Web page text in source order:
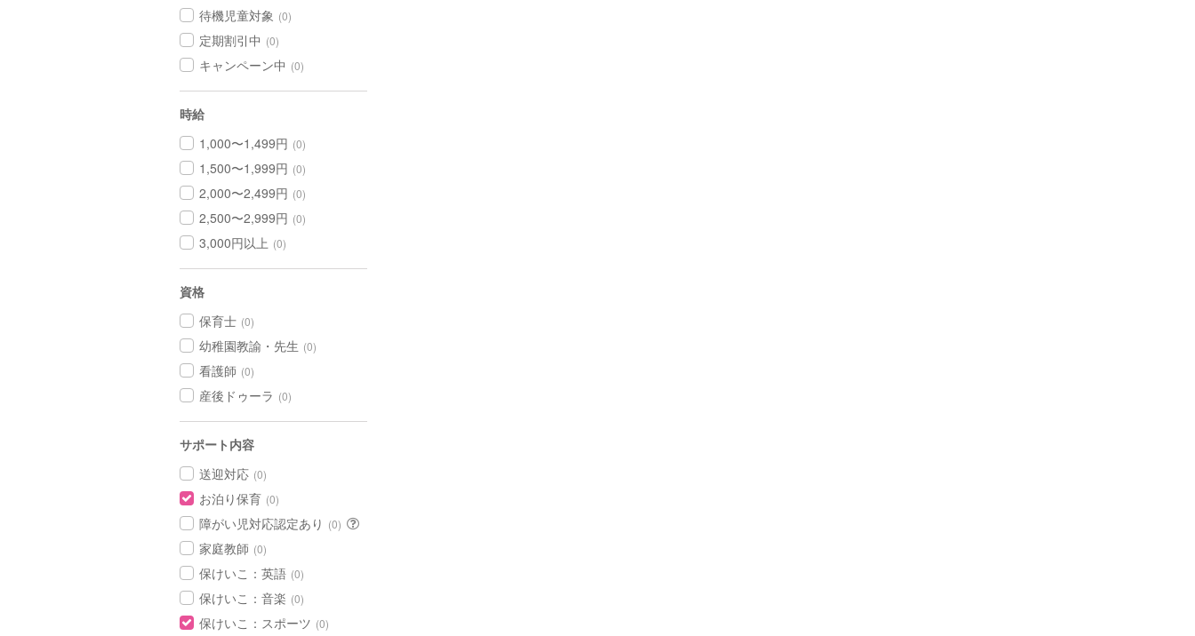
待機児童対象 (0)
定期割引中 (0)
キャンペーン中 (0)
時給
1,000〜1,499円 (0)
1,500〜1,999円 (0)
2,000〜2,499円 (0)
2,500〜2,999円 (0)
3,000円以上 (0)
資格
保育士 (0)
幼稚園教諭・先生 (0)
看護師 (0)
産後ドゥーラ (0)
サポート内容
送迎対応 (0)
お泊り保育 (0)
障がい児対応認定あり (0)
家庭教師 (0)
保けいこ：英語 (0)
保けいこ：音楽 (0)
保けいこ：スポーツ (0)